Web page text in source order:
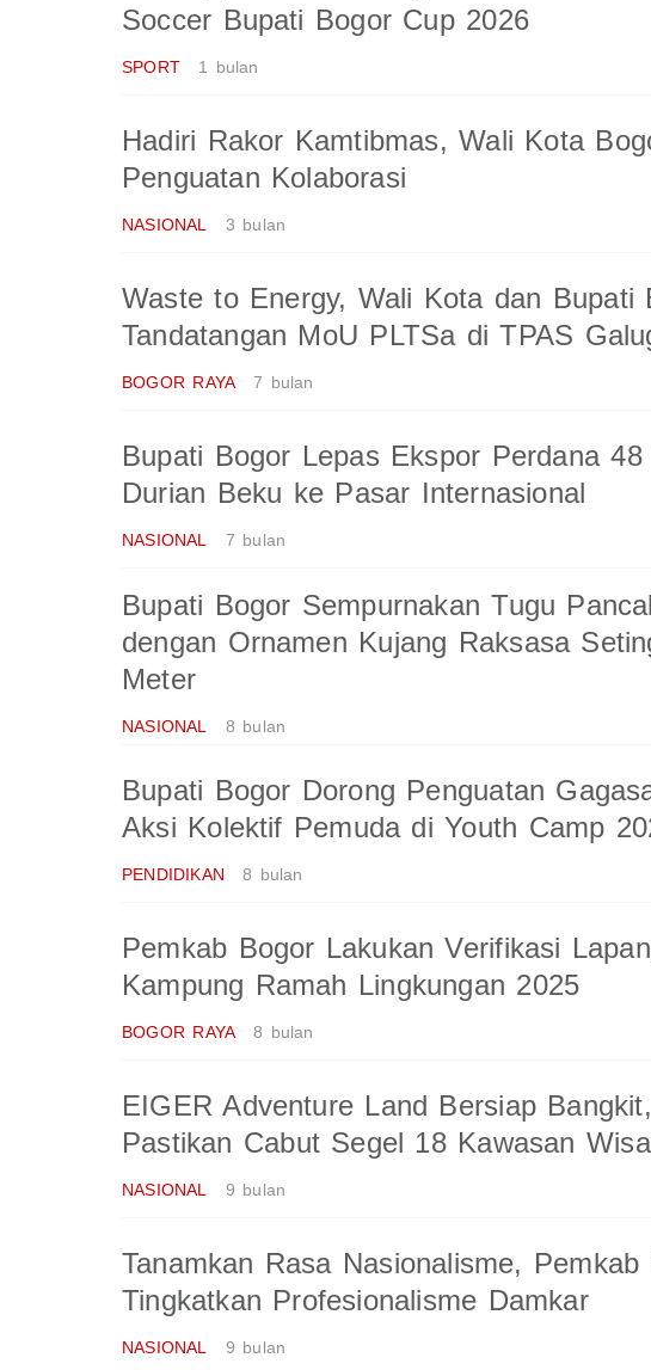
Soccer Bupati Bogor Cup 2026
SPORT 1 bulan
Hadiri Rakor Kamtibmas, Wali Kota
Penguatan Kolaborasi
NASIONAL 3 bulan
Waste to Energy, Wali Kota dan Bupati
Tandatangan MoU PLTSa di TPAS
BOGOR RAYA 7 bulan
Bupati Bogor Lepas Ekspor Perdana 48
Durian Beku ke Pasar Internasional
NASIONAL 7 bulan
Bupati Bogor Sempurnakan Tugu
dengan Ornamen Kujang Raksasa
Meter
NASIONAL 8 bulan
Bupati Bogor Dorong Penguatan
Aksi Kolektif Pemuda di Youth Camp
PENDIDIKAN 8 bulan
Pemkab Bogor Lakukan Verifikasi
Kampung Ramah Lingkungan 2025
BOGOR RAYA 8 bulan
EIGER Adventure Land Bersiap
Pastikan Cabut Segel 18 Kawasan
NASIONAL 9 bulan
Tanamkan Rasa Nasionalisme, Pemkab
Tingkatkan Profesionalisme Damkar
NASIONAL 9 bulan